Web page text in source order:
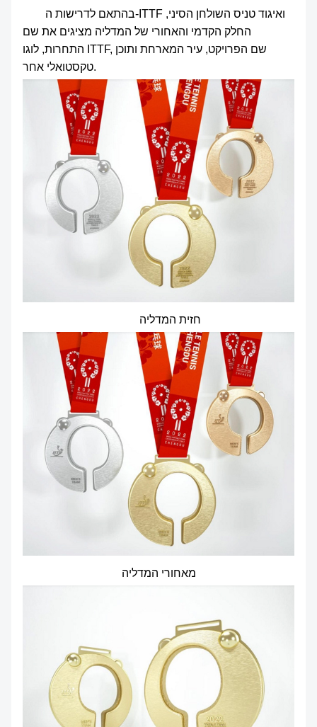
החלק הקדמי והאחורי של המדליה מציגים את שם
התחרות, לוגו ITTF, שם הפרויקט, עיר המארחת ותוכן
טקסטואלי אחר.
חזית המדליה
מאחורי המדליה